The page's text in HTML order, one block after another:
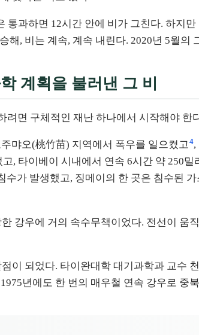
통과하면 12시간 안에 비가 그친다. 하지
해, 비는 계속, 계속 내린다. 2020년 5월의
계획을 불러낸 그 비
려면 구체적인 재난 하나에서 시작해야 한
먀오(桃竹苗) 지역에서 폭우를 일으켰고4,
, 타이베이 시내에서 연속 6시간 약 250
수가 발생했고, 징메이의 한 곳은 침수된
강우에 거의 속수무책이었다. 전선이
이 되었다. 타이완대학 대기과학과 교수
년에도 한 번의 매우철 연속 강우로 중